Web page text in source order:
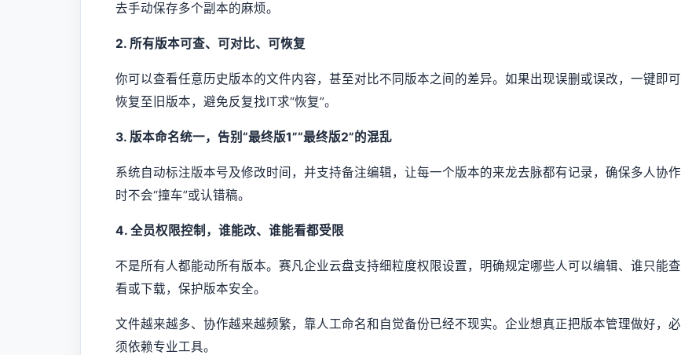
去手动保存多个副本的麻烦。
2. 所有版本可查、可对比、可恢复
你可以查看任意历史版本的文件内容，甚至对比不同版本之间的差异。如果出现误删或误改，一键即可
恢复至旧版本，避免反复找IT求“恢复”。
3. 版本命名统一，告别“最终版1”“最终版2”的混乱
系统自动标注版本号及修改时间，并支持备注编辑，让每一个版本的来龙去脉都有记录，确保多人协作
时不会“撞车”或认错稿。
4. 全员权限控制，谁能改、谁能看都受限
不是所有人都能动所有版本。赛凡企业云盘支持细粒度权限设置，明确规定哪些人可以编辑、谁只能查
看或下载，保护版本安全。
文件越来越多、协作越来越频繁，靠人工命名和自觉备份已经不现实。企业想真正把版本管理做好，必
须依赖专业工具。